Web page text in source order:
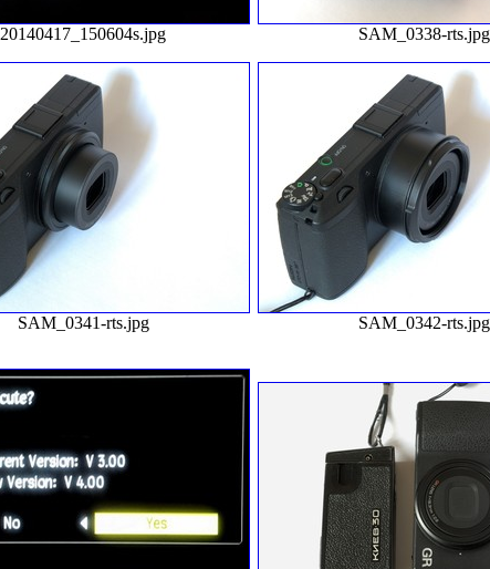
20140417_150604s.jpg SAM_0338-rts.jpg
SAM_0341-rts.jpg SAM_0342-rts.jpg